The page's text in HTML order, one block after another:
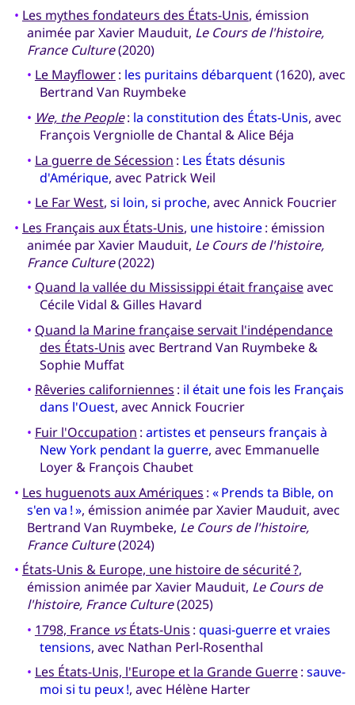
• Les mythes fondateurs des États-Unis, émission
animée par Xavier Mauduit, Le Cours de l'histoire,
France Culture(2020)
• Le Mayflower: les puritains débarquent(1620), avec
Bertrand Van Ruymbeke
• We, the People: la constitution des États-Unis, avec
François Vergniolle de Chantal & Alice Béja
• La guerre de Sécession : Les États désunis
d'Amérique, avec Patrick Weil
• Le Far West, si loin, si proche, avec Annick Foucrier
• Les Français aux États-Unis, une histoire: émission
animée par Xavier Mauduit, Le Cours de l'histoire,
France Culture(2022)
• Quand la vallée du Mississippi était françaiseavec
Cécile Vidal & Gilles Havard
• Quand la Marine française servait l'indépendance
des États-Unis avec Bertrand Van Ruymbeke &
Sophie Muffat
• Rêveries californiennes : il était une fois les Français
dans l'Ouest, avec Annick Foucrier
• Fuir l'Occupation : artistes et penseurs français à
New York pendant la guerre, avec Emmanuelle
Loyer & François Chaubet
• Les huguenots aux Amériques : « Prends ta Bible, on
s'en va ! », émission animée par Xavier Mauduit, avec
Bertrand Van Ruymbeke, Le Cours de l'histoire,
France Culture(2024)
• États-Unis & Europe, une histoire de sécurité ?,
émission animée par Xavier Mauduit, Le Cours de
l'histoire, France Culture(2025)
• 1798, France vsÉtats-Unis : quasi-guerre et vraies
tensions, avec Nathan Perl-Rosenthal
• Les États-Unis, l'Europe et la Grande Guerre: sauve-
moi si tu peux !, avec Hélène Harter